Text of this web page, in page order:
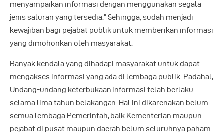
menyampaikan informasi dengan menggunakan segala
jenis saluran yang tersedia.” Sehingga, sudah menjadi
kewajiban bagi pejabat publik untuk memberikan informasi
yang dimohonkan oleh masyarakat.
Banyak kendala yang dihadapi masyarakat untuk dapat
mengakses informasi yang ada di lembaga publik. Padahal,
Undang-undang keterbukaan informasi telah berlaku
selama lima tahun belakangan. Hal ini dikarenakan belum
semua lembaga Pemerintah, baik Kementerian maupun
pejabat di pusat maupun daerah belum seluruhnya paham